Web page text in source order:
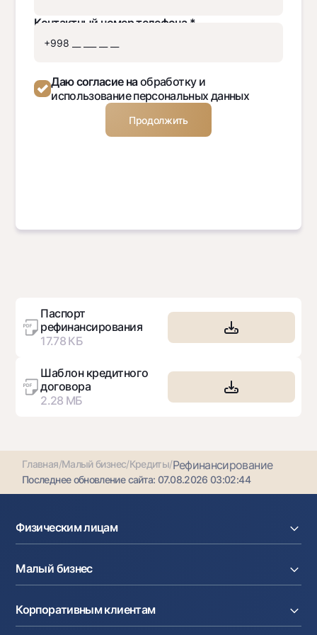
Контактный номер телефона *
Даю согласие наобработку и
использование персональных данных
Продолжить
Паспорт
рефинансирования
17.78 КБ
Шаблон кредитного
договора
2.28 МБ
Главная/Малый бизнес/Кредиты/Рефинансирование
Последнее обновление сайта:07.08.2026 03:02:44
Физическим лицам
Вклады
Карты
Курсы валют
Денежные переводы
Тарифы
Малый бизнес
Кредиты
Эквайринг
Корпоративным клиентам